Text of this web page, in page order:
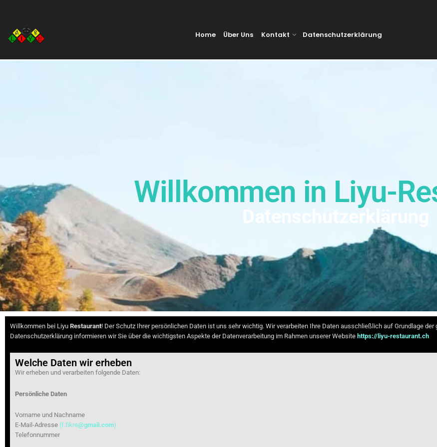
Home Über Uns Kontakt Datenschutzerklärung
Willkommen in Liyu-
Willkommen bei Liyu Restaurant! Der Schutz Ihrer persönlichen Daten ist uns sehr wichtig. Wir verarbeiten Ihre Daten ausschließlich auf Grundlage der
Datenschutzerklärung informieren wir Sie über die wichtigsten Aspekte der Datenverarbeitung im Rahmen unserer Website https://liyu-restaurant.ch
Welche Daten wir erheben
Wir erheben und verarbeiten folgende Daten:
Persönliche Daten
Vorname und Nachname
E-Mail-Adresse (f.fikre@gmail.com)
Telefonnummer